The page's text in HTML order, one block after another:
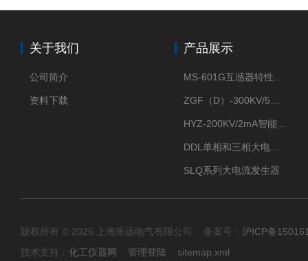
关于我们
公司简介
资料下载
产品展示
SLQ系列大电流发生器
版权所有 © 2026 上海米远电气有限公司 备案号： 沪ICP备
技术支持： 化工仪器网 管理登陆 sitemap.xml